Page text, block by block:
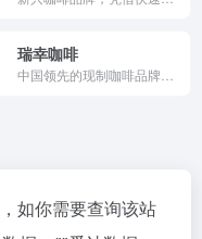
瑞幸咖啡
如你需要查询该站